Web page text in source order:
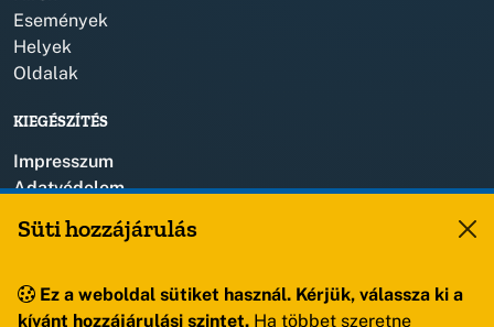
Események
Helyek
Oldalak
KIEGÉSZÍTÉS
Impresszum
Adatvédelem
+36 88 459 150
Süti hozzájárulás
Ez a weboldal sütiket használ. Kérjük, válassza ki a
kívánt hozzájárulási szintet. Ha többet szeretne